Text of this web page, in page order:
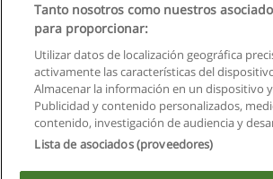
Privacidad de datos
Contactar con Educaedu
Copyright © Educaedu Business S.L. - CIF :
Tanto nosotros como nuestros
para proporcionar:
Utilizar datos de localización geográfica
activamente las características del
Almacenar la información en un dispositivo
Publicidad y contenido personalizados,
contenido, investigación de audiencia y
Lista de asociados (proveedores)